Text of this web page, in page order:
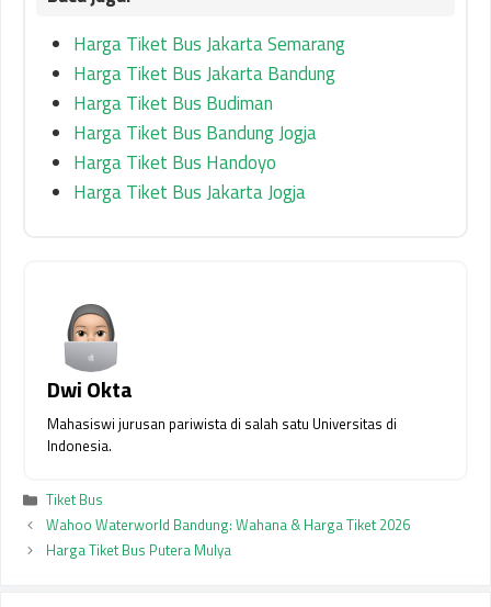
Harga Tiket Bus Jakarta Semarang
Harga Tiket Bus Jakarta Bandung
Harga Tiket Bus Budiman
Harga Tiket Bus Bandung Jogja
Harga Tiket Bus Handoyo
Harga Tiket Bus Jakarta Jogja
Dwi Okta
Mahasiswi jurusan pariwista di salah satu Universitas di
Indonesia.
Kategori
Tiket Bus
Wahoo Waterworld Bandung: Wahana & Harga Tiket 2026
Harga Tiket Bus Putera Mulya